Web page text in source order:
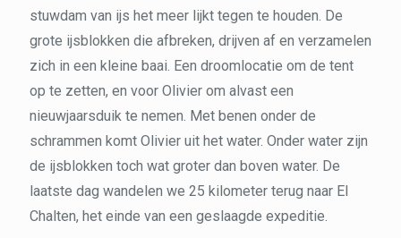
stuwdam van ijs het meer lijkt tegen te houden. De
grote ijsblokken die afbreken, drijven af en verzamelen
zich in een kleine baai. Een droomlocatie om de tent
op te zetten, en voor Olivier om alvast een
nieuwjaarsduik te nemen. Met benen onder de
schrammen komt Olivier uit het water. Onder water zijn
de ijsblokken toch wat groter dan boven water. De
laatste dag wandelen we 25 kilometer terug naar El
Chalten, het einde van een geslaagde expeditie.